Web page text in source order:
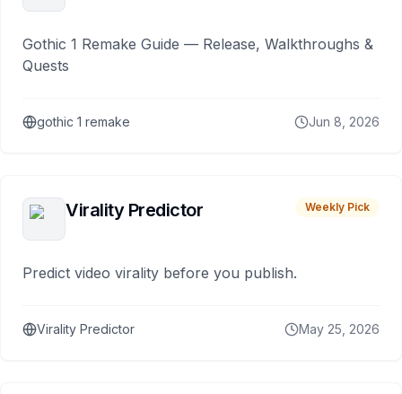
Gothic 1 Remake Guide — Release, Walkthroughs &
Quests
gothic 1 remake Jun 8, 2026
Virality Predictor Weekly Pick
Predict video virality before you publish.
Virality Predictor May 25, 2026